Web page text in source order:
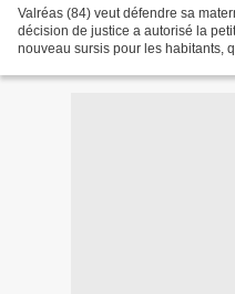
Valréas (84) veut défendre sa
décision de justice a autorisé la
nouveau sursis pour les habitants,